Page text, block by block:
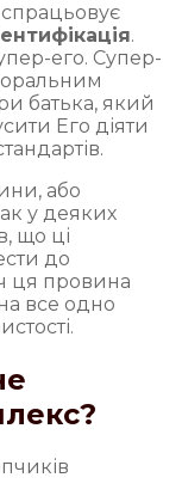
.
его. Супер-
батька, який
Его діяти
або
у деяких
що ці
до
ця провина
все одно